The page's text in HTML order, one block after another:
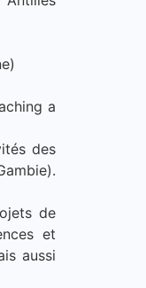
a
des
de
et
aussi